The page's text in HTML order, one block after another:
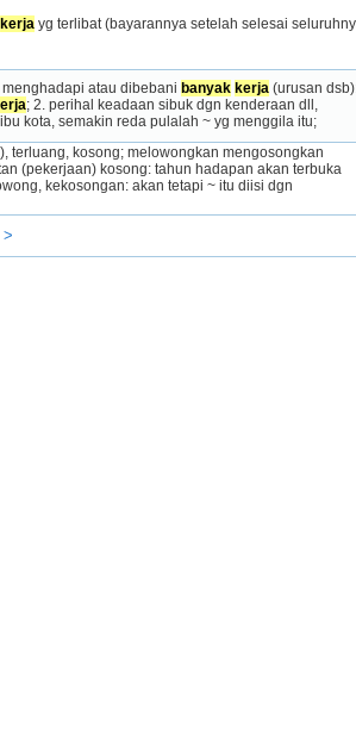
kerja yg terlibat (bayarannya setelah selesai
atau di­bebani banyak kerja (urusan
; 2. perihal keadaan sibuk dgn kenderaan dll,
kota, semakin reda pula­lah ~ yg menggila itu;
terluang, kosong; melowongkan mengosongkan
kekosongan: akan tetapi ~ itu diisi dgn
>